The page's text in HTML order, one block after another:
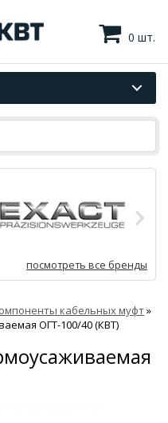
0 шт.
посмотреть все бренды
кабельных муфт»
ОГТ-100/40 (КВТ)